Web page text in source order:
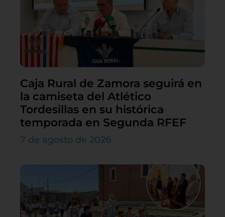
Caja Rural de Zamora seguirá en
la camiseta del Atlético
Tordesillas en su histórica
temporada en Segunda RFEF
7 de agosto de 2026